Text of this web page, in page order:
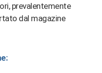
prevalentemente
dal magazine